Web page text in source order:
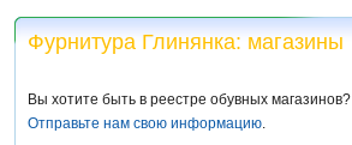
Фурнитура Глинянка: магазины
Вы хотите быть в реестре обувных магазинов?
Отправьте нам свою информацию.